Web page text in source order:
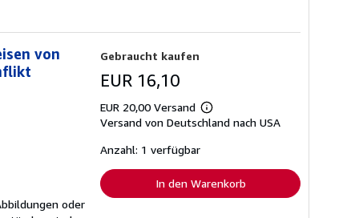
von
oder
Gebraucht kaufen
EUR 16,10
EUR 20,00 Versand
Weitere
Informationen
Versand von Deutschland nach USA
Anzahl: 1 verfügbar
In den Warenkorb